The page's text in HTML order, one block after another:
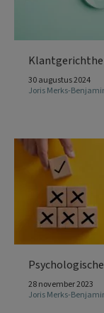
30 augustus 2024
Joris Merks-
28 november 2023
Joris Merks-